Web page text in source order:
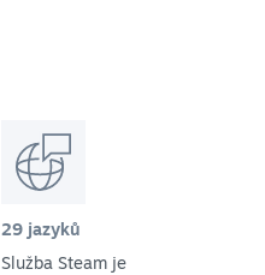
29 jazyků
Služba Steam je